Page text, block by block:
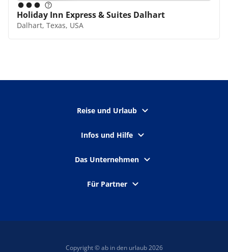
Holiday Inn Express & Suites Dalhart
Dalhart, Texas, USA
Reise und Urlaub
Infos und Hilfe
Das Unternehmen
Für Partner
Copyright © ab in den urlaub 2026